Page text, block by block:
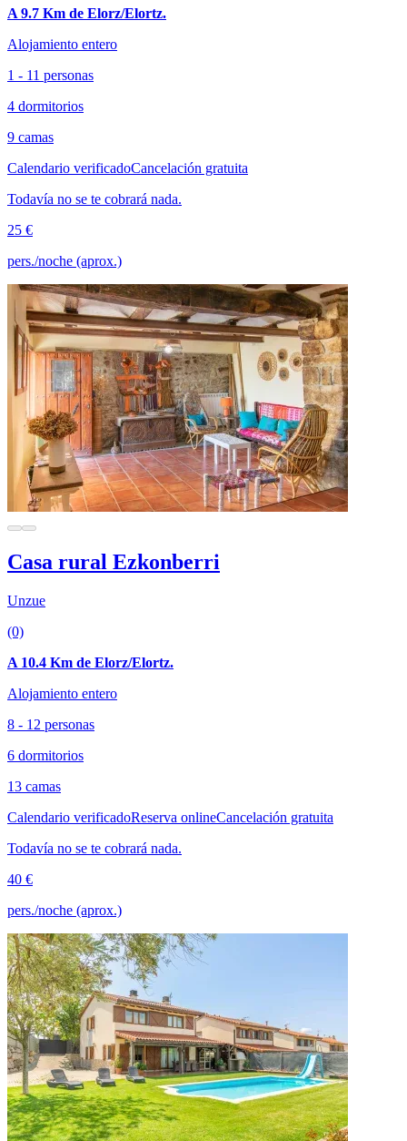
A 9.7 Km de Elorz/Elortz.
Alojamiento entero
1 - 11 personas
4 dormitorios
9 camas
Calendario verificadoCancelación gratuita
Todavía no se te cobrará nada.
25 €
pers./noche (aprox.)
Casa rural Ezkonberri
Unzue
(0)
A 10.4 Km de Elorz/Elortz.
Alojamiento entero
8 - 12 personas
6 dormitorios
13 camas
Calendario verificadoReserva onlineCancelación gratuita
Todavía no se te cobrará nada.
40 €
pers./noche (aprox.)